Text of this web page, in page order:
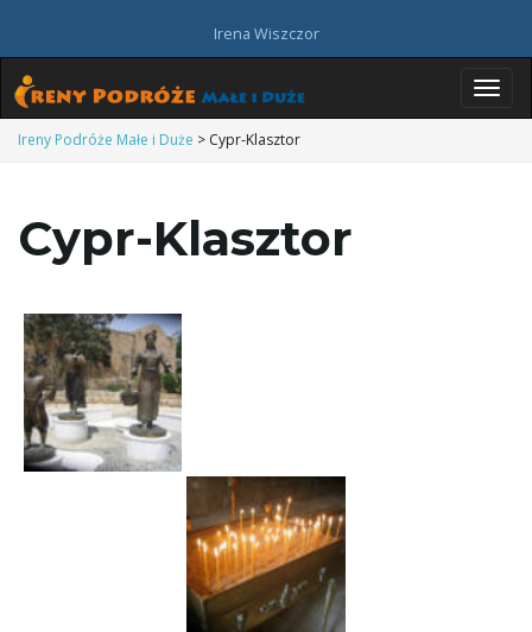
Irena Wiszczor
Ireny Podróże Małe i Duże > Cypr-Klasztor
Cypr-Klasztor